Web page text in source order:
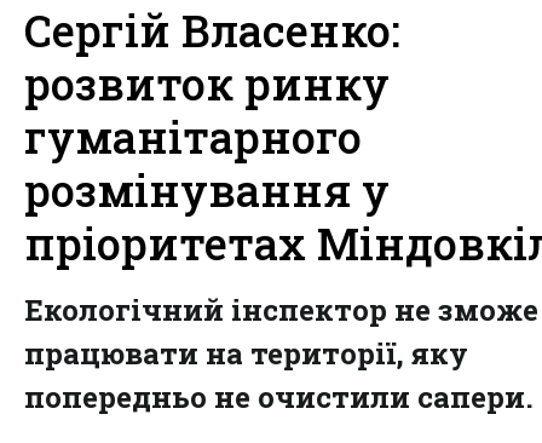
Сергій Власенко:
розвиток ринку
гуманітарного
розмінування у
пріоритетах
Екологічний інспектор не зможе
працювати на території, яку
попередньо не очистили сапери.